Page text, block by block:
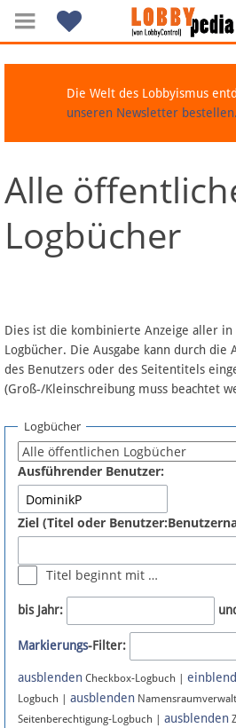
Navigation
Über Lobbypedia
Artikel nach Kategorien
FAQ
Fördermitglied werden
Fehler melden
Newsletter
Bluesky
Facebook
Instagram
Die Welt des Lobbyismus
unseren Newsletter bestellen.
Alle
Logbücher
Dies ist die kombinierte Anzeige aller
Logbücher. Die Ausgabe kann durch die
des Benutzers oder des Seitentitels
(Groß-/Kleinschreibung muss beachtet
Logbücher
Ausführender Benutzer:
Ziel (Titel oder
Titel beginnt mit …
bis Jahr:
Markierungs-Filter:
ausblenden Checkbox-Logbuch |
Logbuch | ausblenden
Seitenberechtigung-Logbuch | ausblenden